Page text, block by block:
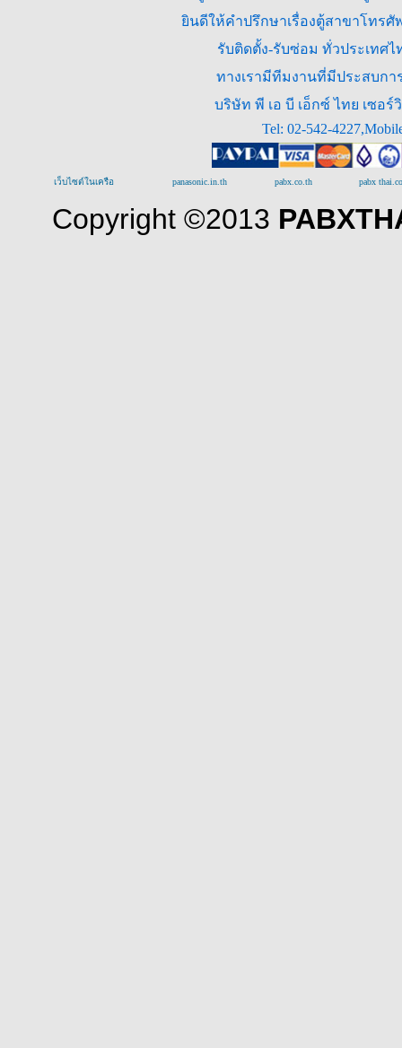
ยินดีให้คำปรึกษาเรื่องตู้สาขาโทร
รับติดตั้ง-รับซ่อม ทั่วประเทศ
ทางเรามีทีมงานที่มีประสบกา
บริษัท พี เอ บี เอ็กซ์ ไทย เซอ
Tel: 02-542-
เว็บไซต์ในเครือ panasonic.in.th pabx.co.th pabx
Copyright ©2013